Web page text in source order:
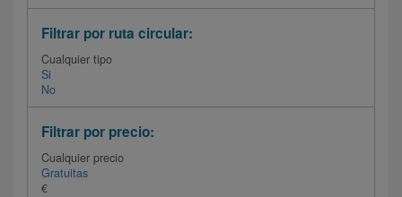
Filtrar por ruta circular:
Cualquier tipo
Si
No
Filtrar por precio:
Cualquier precio
Gratuitas
€